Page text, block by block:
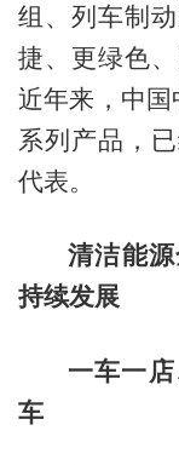
组、列车制
捷、更绿色
近年来，中国
系列产品，
代表。
清洁能
持续发展
一车一
车